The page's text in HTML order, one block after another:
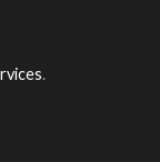
.